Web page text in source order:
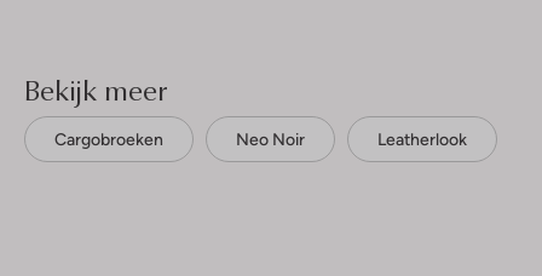
Bekijk meer
Cargobroeken Neo Noir Leatherlook